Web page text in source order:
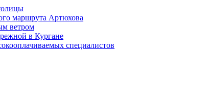
маршрута Артюхова
ветром
в Кургане
специалистов